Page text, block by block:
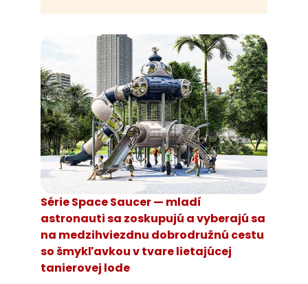
Série Space Saucer — mladí
astronauti sa zoskupujú a vyberajú sa
na medzihviezdnu dobrodružnú cestu
so šmykľavkou v tvare lietajúcej
tanierovej lode